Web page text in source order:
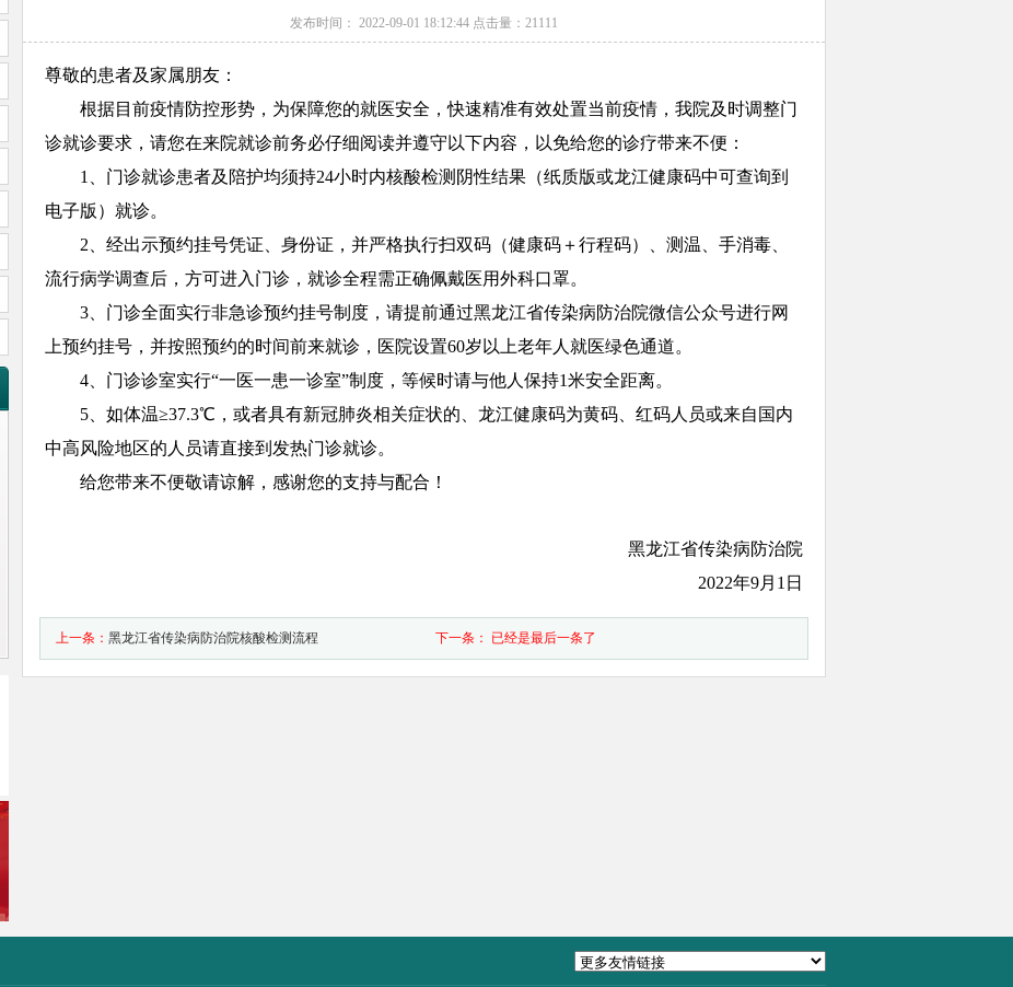
发布时间： 2022-09-01 18:12:44 点击量：21111
尊敬的患者及家属朋友：
根据目前疫情防控形势，为保障您的就医安全，快速精准有效处置当前疫情，我院及时调整门
诊就诊要求，请您在来院就诊前务必仔细阅读并遵守以下内容，以免给您的诊疗带来不便：
1、门诊就诊患者及陪护均须持24小时内核酸检测阴性结果（纸质版或龙江健康码中可查询到
电子版）就诊。
2、经出示预约挂号凭证、身份证，并严格执行扫双码（健康码＋行程码）、测温、手消毒、
流行病学调查后，方可进入门诊，就诊全程需正确佩戴医用外科口罩。
3、门诊全面实行非急诊预约挂号制度，请提前通过黑龙江省传染病防治院微信公众号进行网
上预约挂号，并按照预约的时间前来就诊，医院设置60岁以上老年人就医绿色通道。
4、门诊诊室实行“一医一患一诊室”制度，等候时请与他人保持1米安全距离。
5、如体温≥37.3℃，或者具有新冠肺炎相关症状的、龙江健康码为黄码、红码人员或来自国内
中高风险地区的人员请直接到发热门诊就诊。
给您带来不便敬请谅解，感谢您的支持与配合！
黑龙江省传染病防治院
2022年9月1日
上一条：黑龙江省传染病防治院核酸检测流程 下一条： 已经是最后一条了